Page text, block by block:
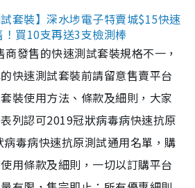
套裝】深水埗電子特賣城$15快速
買10支再送3支檢測棒
發售的快速測試套裝規格不一，
快速測試套裝前請留意售賣平台
裝使用方法、條款及細則，大家
列認可2019冠狀病毒病快速抗原
毒病快速抗原測試通用名單，購
用條款及細則，一切以訂購平台